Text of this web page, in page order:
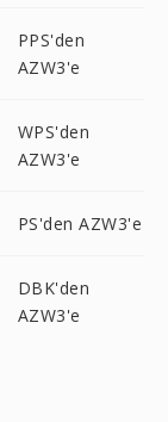
PPS'den
AZW3'e
WPS'den
AZW3'e
PS'den AZW3'e
DBK'den
AZW3'e